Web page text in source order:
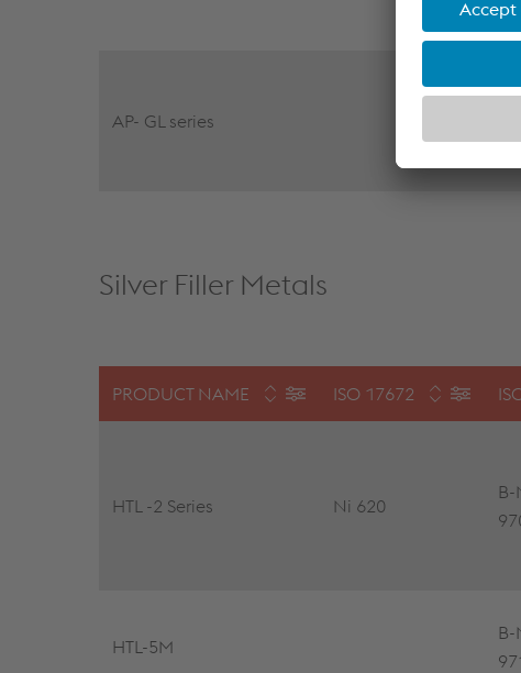
AP- GL series
Silver Filler Metals
PRODUCT NAME ISO 17672
HTL -2 Series Ni 620
B-
HTL-5M
B-